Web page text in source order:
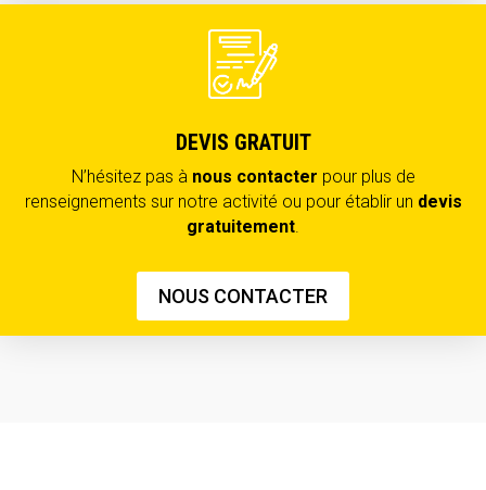
DEVIS GRATUIT
N’hésitez pas à nous contacter pour plus de
renseignements sur notre activité ou pour établir un devis
gratuitement.
NOUS CONTACTER